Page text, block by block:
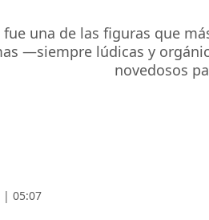
fue una de las figuras que
—siempre lúdicas y
novedosos
| 05:07